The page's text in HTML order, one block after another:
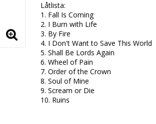
Låtlista:
1. Fall Is Coming
2. I Burn with Life
3. By Fire
4. I Don't Want to Save This World
5. Shall Be Lords Again
6. Wheel of Pain
7. Order of the Crown
8. Soul of Mine
9. Scream or Die
10. Ruins